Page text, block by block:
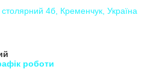
4б, Кременчук, Україна
роботи